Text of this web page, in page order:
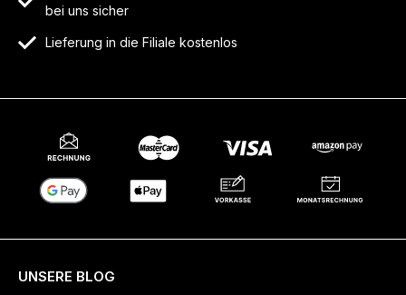
bei uns sicher
Lieferung in die Filiale kostenlos
UNSERE BLOG